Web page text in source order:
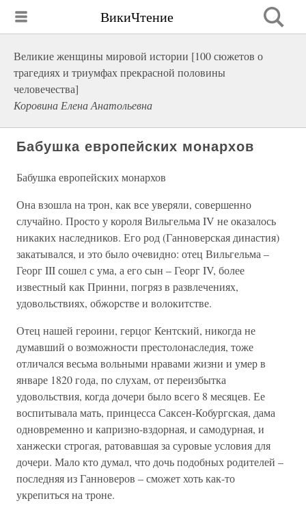
ВикиЧтение
Великие женщины мировой истории [100 сюжетов о
трагедиях и триумфах прекрасной половины
человечества]
Коровина Елена Анатольевна
Бабушка европейских монархов
Бабушка европейских монархов
Она взошла на трон, как все уверяли, совершенно
случайно. Просто у короля Вильгельма IV не оказалось
никаких наследников. Его род (Ганноверская династия)
закатывался, и это было очевидно: отец Вильгельма –
Георг III сошел с ума, а его сын – Георг IV, более
известный как Принни, погряз в развлечениях,
удовольствиях, обжорстве и волокитстве.
Отец нашей героини, герцог Кентский, никогда не
думавший о возможности престолонаследия, тоже
отличался весьма вольными нравами жизни и умер в
январе 1820 года, по слухам, от переизбытка
удовольствия, когда дочери было всего 8 месяцев. Ее
воспитывала мать, принцесса Саксен-Кобургская, дама
одновременно и капризно-вздорная, и самодурная, и
ханжески строгая, ратовавшая за суровые условия для
дочери. Мало кто думал, что дочь подобных родителей –
последняя из Ганноверов – сможет хоть как-то
укрепиться на троне.